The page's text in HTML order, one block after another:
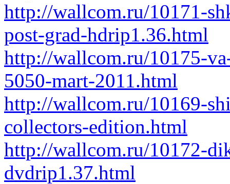
http://wallcom.ru/10171-
post-grad-hdrip1.36.html
http://wallcom.ru/10175-
5050-mart-2011.html
http://wallcom.ru/10169-
collectors-edition.html
http://wallcom.ru/10172-
dvdrip1.37.html